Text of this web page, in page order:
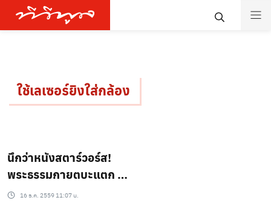
ใช้เลเซอร์ยิงใส่กล้อง
นึกว่าหนังสตาร์วอร์ส!
พระธรรมกายตบะแตก ปัด
กล้องนักข่าวเอากระบอก
16 ธ.ค. 2559 11:07 น.